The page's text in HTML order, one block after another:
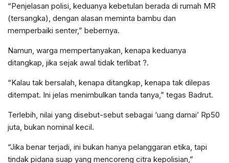
“Penjelasan polisi, keduanya kebetulan berada di rumah MR
(tersangka), dengan alasan meminta bambu dan
memperbaiki senter,” bebernya.
Namun, warga mempertanyakan, kenapa keduanya
ditangkap, jika sejak awal tidak terlibat ?.
“Kalau tak bersalah, kenapa ditangkap, kenapa tak dilepas
ditempat. Ini jelas menimbulkan tanda tanya,” tegas Badrut.
Terlebih, nilai yang disebut-sebut sebagai ‘uang damai’ Rp50
juta, bukan nominal kecil.
“Jika benar terjadi, ini bukan hanya pelanggaran etika, tapi
tindak pidana suap yang mencoreng citra kepolisian,”